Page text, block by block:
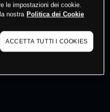
Accediper vedere gli ultimi
see latest market data
le impostazioni dei cookie.
nostra Politica dei Cookie
ACCETTA TUTTI I COOKIES